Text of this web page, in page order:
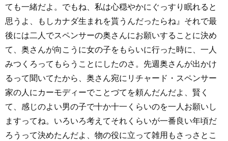
ても一緒だよ。でもね、私は心穏やかにぐっすり眠れると
思うよ、もしカナダ生まれを貰うんだったらね』それで最
後には二人でスペンサーの奥さんにお願いすることに決め
て、奥さんが向こうに女の子をもらいに行った時に、一人
みつくろってもらうことにしたのさ。先週奥さんが出かけ
るって聞いてたから、奥さん宛にリチャード・スペンサー
家の人にカーモディーでことづてを頼んだんだよ、賢く
て、感じのよい男の子で十か十一くらいのを一人お願いし
ますってね。いろいろ考えてそれくらいが一番良い年頃だ
ろうって決めたんだよ、物の役に立って雑用もさっさとこ